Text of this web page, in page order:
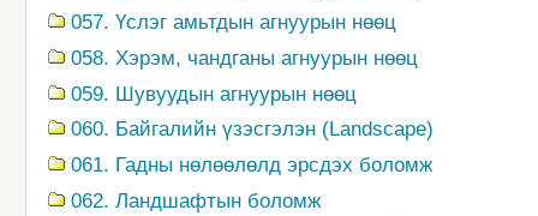
057. Үслэг амьтдын агнуурын нөөц
058. Хэрэм, чандганы агнуурын нөөц
059. Шувуудын агнуурын нөөц
060. Байгалийн үзэсгэлэн (Landscape)
061. Гадны нөлөөлөлд эрсдэх боломж
062. Ландшафтын боломж